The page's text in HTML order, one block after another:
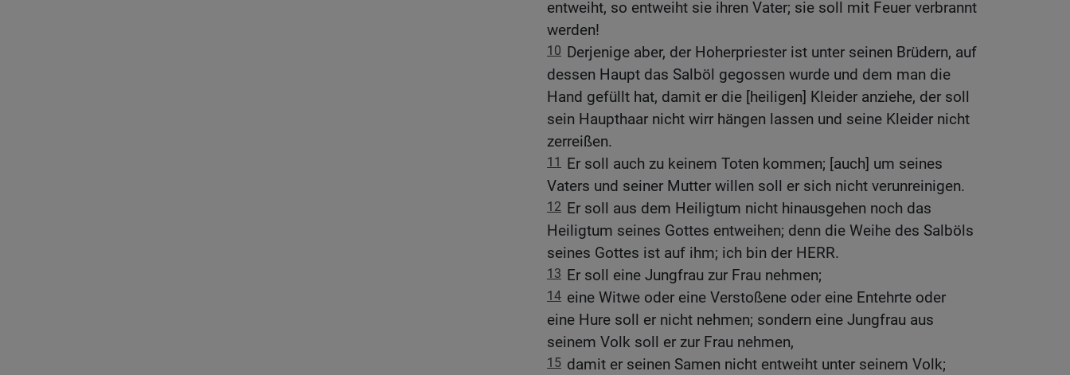
entweiht, so entweiht sie ihren Vater; sie soll mit Feuer verbrannt
werden!
10 Derjenige aber, der Hoherpriester ist unter seinen Brüdern, auf
dessen Haupt das Salböl gegossen wurde und dem man die
Hand gefüllt hat, damit er die [heiligen] Kleider anziehe, der soll
sein Haupthaar nicht wirr hängen lassen und seine Kleider nicht
zerreißen.
11
Er soll auch zu keinem Toten kommen; [auch] um seines
Vaters und seiner Mutter willen soll er sich nicht verunreinigen.
12 Er soll aus dem Heiligtum nicht hinausgehen noch das
Heiligtum seines Gottes entweihen; denn die Weihe des Salböls
seines Gottes ist auf ihm; ich bin der HERR.
13 Er soll eine Jungfrau zur Frau nehmen;
14 eine Witwe oder eine Verstoßene oder eine Entehrte oder
eine Hure soll er nicht nehmen; sondern eine Jungfrau aus
seinem Volk soll er zur Frau nehmen,
15 damit er seinen Samen nicht entweiht unter seinem Volk;